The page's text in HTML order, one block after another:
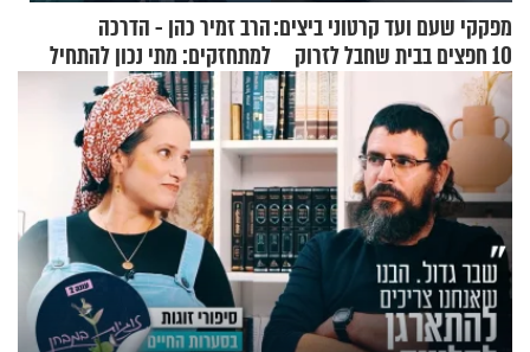
מפקקי שעם ועד קרטוני ביצים:
10 חפצים בבית שחבל לזרוק
לפח
הרב זמיר כהן - הדרכה
למתחזקים: מתי נכון להתחיל
עם לבישת הציצית?